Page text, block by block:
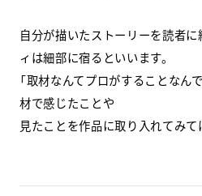
自分が描いたストーリーを読者
ィは細部に宿るといいます。
「取材なんてプロがすることなん
材で感じたことや
見たことを作品に取り入れてみて